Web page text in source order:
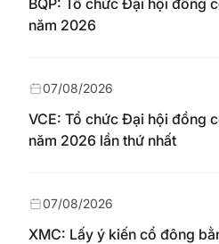
BQP: Tổ chức Đại hội đồng
năm 2026
VCE: Tổ chức Đại hội đồng
năm 2026 lần thứ nhất
07/08/2026
XMC: Lấy ý kiến cổ đông
07/08/2026